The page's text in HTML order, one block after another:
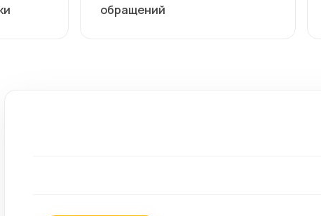
обращений